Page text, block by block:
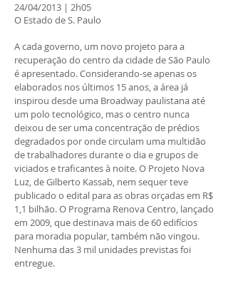
24/04/2013 | 2h05
O Estado de S. Paulo
A cada governo, um novo projeto para a
recuperação do centro da cidade de São Paulo
é apresentado. Considerando-se apenas os
elaborados nos últimos 15 anos, a área já
inspirou desde uma Broadway paulistana até
um polo tecnológico, mas o centro nunca
deixou de ser uma concentração de prédios
degradados por onde circulam uma multidão
de trabalhadores durante o dia e grupos de
viciados e traficantes à noite. O Projeto Nova
Luz, de Gilberto Kassab, nem sequer teve
publicado o edital para as obras orçadas em R$
1,1 bilhão. O Programa Renova Centro, lançado
em 2009, que destinava mais de 60 edifícios
para moradia popular, também não vingou.
Nenhuma das 3 mil unidades previstas foi
entregue.